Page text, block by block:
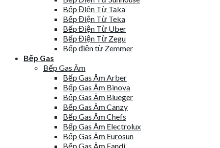
Bếp Điện Từ Taka
Bếp Điện Từ Teka
Bếp Điện Từ Uber
Bếp Điện Từ Zegu
Bếp điện từ Zemmer
Bếp Gas
Bếp Gas Âm
Bếp Gas Âm Arber
Bếp Gas Âm Binova
Bếp Gas Âm Blueger
Bếp Gas Âm Canzy
Bếp Gas Âm Chefs
Bếp Gas Âm Electrolux
Bếp Gas Âm Eurosun
Bếp Gas Âm Fandi